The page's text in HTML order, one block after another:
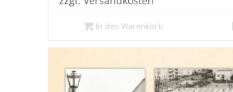
In den Warenkorb